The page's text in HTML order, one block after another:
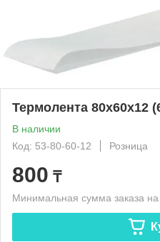
Термолента 80х60х12
В наличии
Код: 53-80-60-12
Розница
800 ₸
Минимальная сумма заказа